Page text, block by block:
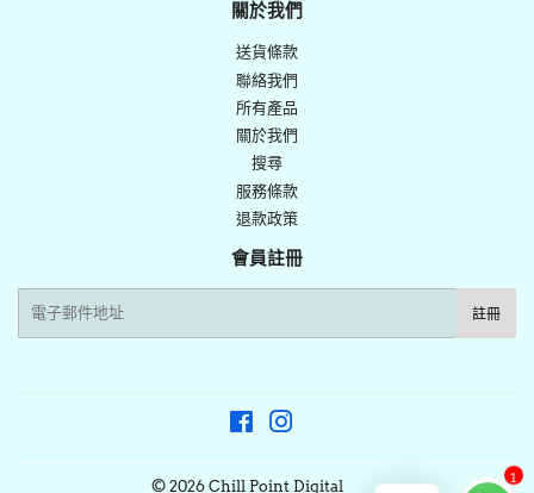
佈
推
文
關於我們
送貨條款
聯絡我們
所有產品
關於我們
搜尋
服務條款
退款政策
會員註冊
電
註冊
Facebook
© 2026 Chill Point Digital
1